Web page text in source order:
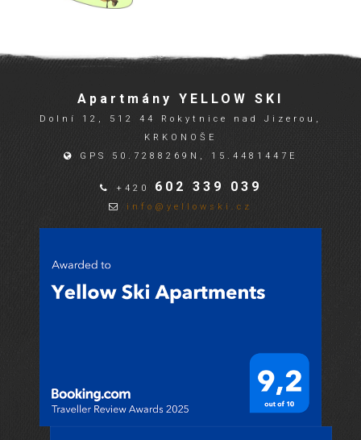
Apartmány YELLOW SKI
Dolní 12, 512 44 Rokytnice nad Jizerou,
KRKONOŠE
GPS 50.7288269N, 15.4481447E
+420 602 339 039
info@yellowski.cz